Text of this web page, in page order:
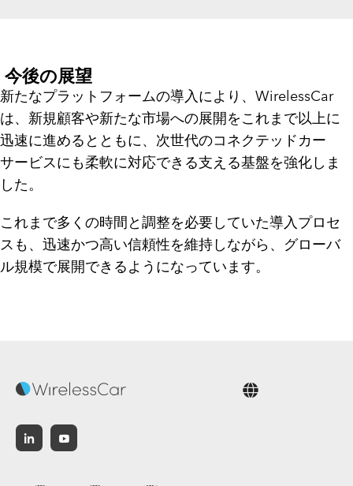
今後の展望
新たなプラットフォームの導入により、WirelessCar
は、新規顧客や新たな市場への展開をこれまで以上に
迅速に進めるとともに、次世代のコネクテッドカー
サービスにも柔軟に対応できる支える基盤を強化しま
した。
これまで多くの時間と調整を必要していた導入プロセ
スも、迅速かつ高い信頼性を維持しながら、グローバ
ル規模で展開できるようになっています。